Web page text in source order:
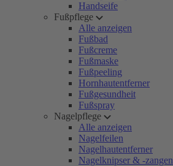
Handseife
Fußpflege
Alle anzeigen
Fußbad
Fußcreme
Fußmaske
Fußpeeling
Hornhautentferner
Fußgesundheit
Fußspray
Nagelpflege
Alle anzeigen
Nagelfeilen
Nagelhautentferner
Nagelknipser & -zangen